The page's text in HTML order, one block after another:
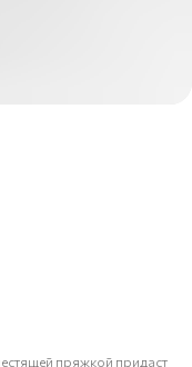
пряжкой придаст